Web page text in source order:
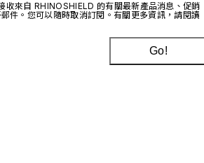
收來自 RHINOSHIELD 的有關最新產品消息、促銷
件。您可以隨時取消訂閱。有關更多資訊，請閱讀
Go!